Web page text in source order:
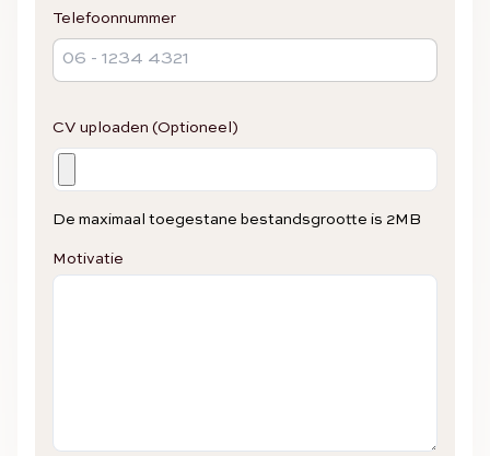
Telefoonnummer
CV uploaden (Optioneel)
De maximaal toegestane bestandsgrootte is 2MB
Motivatie